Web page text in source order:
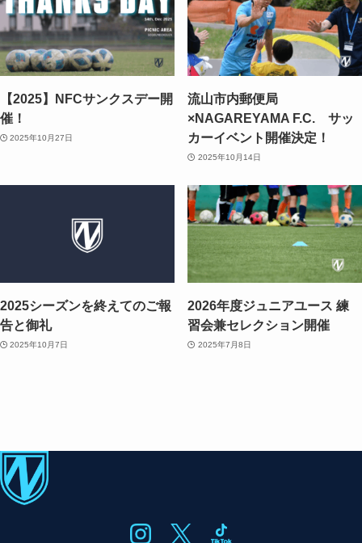
【2025】NFCサンクスデー開
催！
2025年10月27日
流山市内郵便局
×NAGAREYAMA F.C. サッ
カーイベント開催決定！
2025年10月14日
2025シーズンを終えてのご報
告と御礼
2025年10月7日
2026年度ジュニアユース 練
習会兼セレクション開催
2025年7月8日